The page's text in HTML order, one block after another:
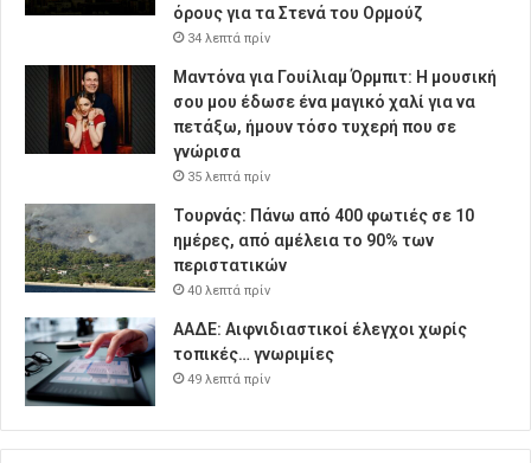
όρους για τα Στενά του Ορμούζ
34 λεπτά πρίν
Μαντόνα για Γουίλιαμ Όρμπιτ: Η μουσική
σου μου έδωσε ένα μαγικό χαλί για να
πετάξω, ήμουν τόσο τυχερή που σε
γνώρισα
35 λεπτά πρίν
Τουρνάς: Πάνω από 400 φωτιές σε 10
ημέρες, από αμέλεια το 90% των
περιστατικών
40 λεπτά πρίν
ΑΑΔΕ: Αιφνιδιαστικοί έλεγχοι χωρίς
τοπικές… γνωριμίες
49 λεπτά πρίν